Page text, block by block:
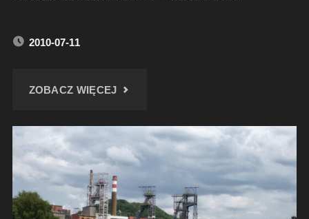
2010-07-11
ZOBACZ WIĘCEJ"KOPALNIA
–
LIPIEC